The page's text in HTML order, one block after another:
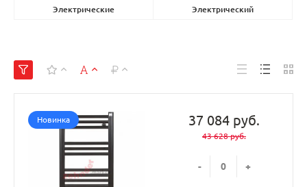
Электрические
Электрический
Новинка 37 084 руб.
43 628 руб.
- +